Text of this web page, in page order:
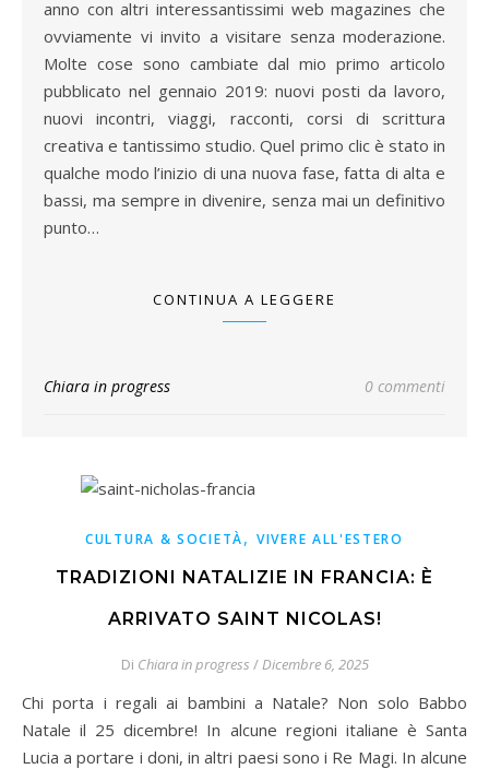
anno con altri interessantissimi web magazines che
ovviamente vi invito a visitare senza moderazione.
Molte cose sono cambiate dal mio primo articolo
pubblicato nel gennaio 2019: nuovi posti da lavoro,
nuovi incontri, viaggi, racconti, corsi di scrittura
creativa e tantissimo studio. Quel primo clic è stato in
qualche modo l’inizio di una nuova fase, fatta di alta e
bassi, ma sempre in divenire, senza mai un definitivo
punto…
CONTINUA A LEGGERE
Chiara in progress 0 commenti
CULTURA & SOCIETÀ, VIVERE ALL'ESTERO
TRADIZIONI NATALIZIE IN FRANCIA: È
ARRIVATO SAINT NICOLAS!
Di Chiara in progress /Dicembre 6, 2025
Chi porta i regali ai bambini a Natale? Non solo Babbo
Natale il 25 dicembre! In alcune regioni italiane è Santa
Lucia a portare i doni, in altri paesi sono i Re Magi. In alcune